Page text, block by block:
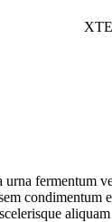
fermentum
condimentum
aliquam